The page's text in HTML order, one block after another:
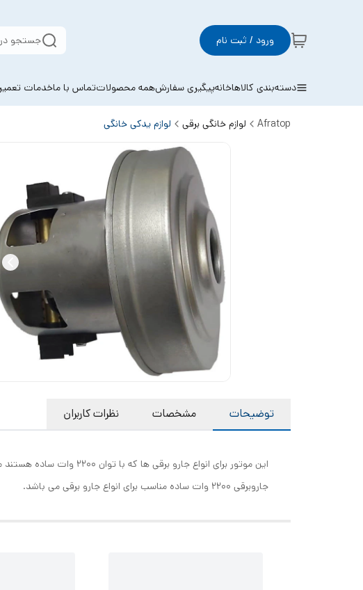
ورود / ثبت نام جستجو
دسته‌بندی کالاهاخانهپیگیری سفارشهمه محصولاتتماس با ماخدمات
Afratop لوازم خانگی برقی لوازم یدکی خانگی
توضیحات مشخصات نظرات کاربران
این موتور برای انواع
جاروبرقی 2200 وات ساده مناسب برای انواع جارو برقی می باشد.